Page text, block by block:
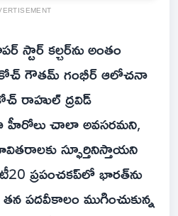
స్టార్ కల్చర్‌ను అంతం
కోచ్ గౌతమ్ గంభీర్ ఆలోచనా
రాహుల్ ద్రవిడ్
హీరోలు చాలా అవసరమని,
స్ఫూర్తినిస్తాయని
ప్రపంచకప్‌లో భారత్‌ను
పదవీకాలం ముగించుకున్న